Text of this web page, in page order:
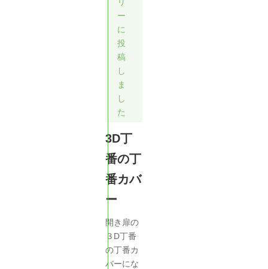
ー
に
投
稿
し
ま
し
た
3D丁
番の丁
番カバ
ー
開き扉の
３D丁番
の丁番カ
バーにな